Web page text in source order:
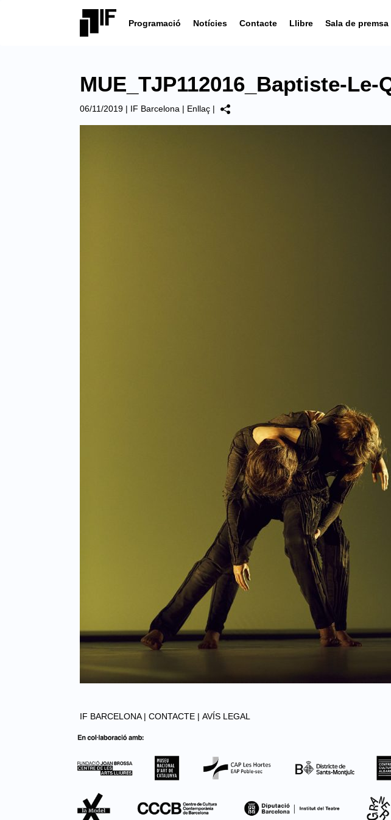
Programació Notícies Contacte Llibre Sala de premsa
MUE_TJP112016_Baptiste-Le-
06/11/2019 | IF Barcelona | Enllaç |
IF BARCELONA | CONTACTE | AVÍS LEGAL